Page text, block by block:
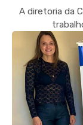
A diretoria da